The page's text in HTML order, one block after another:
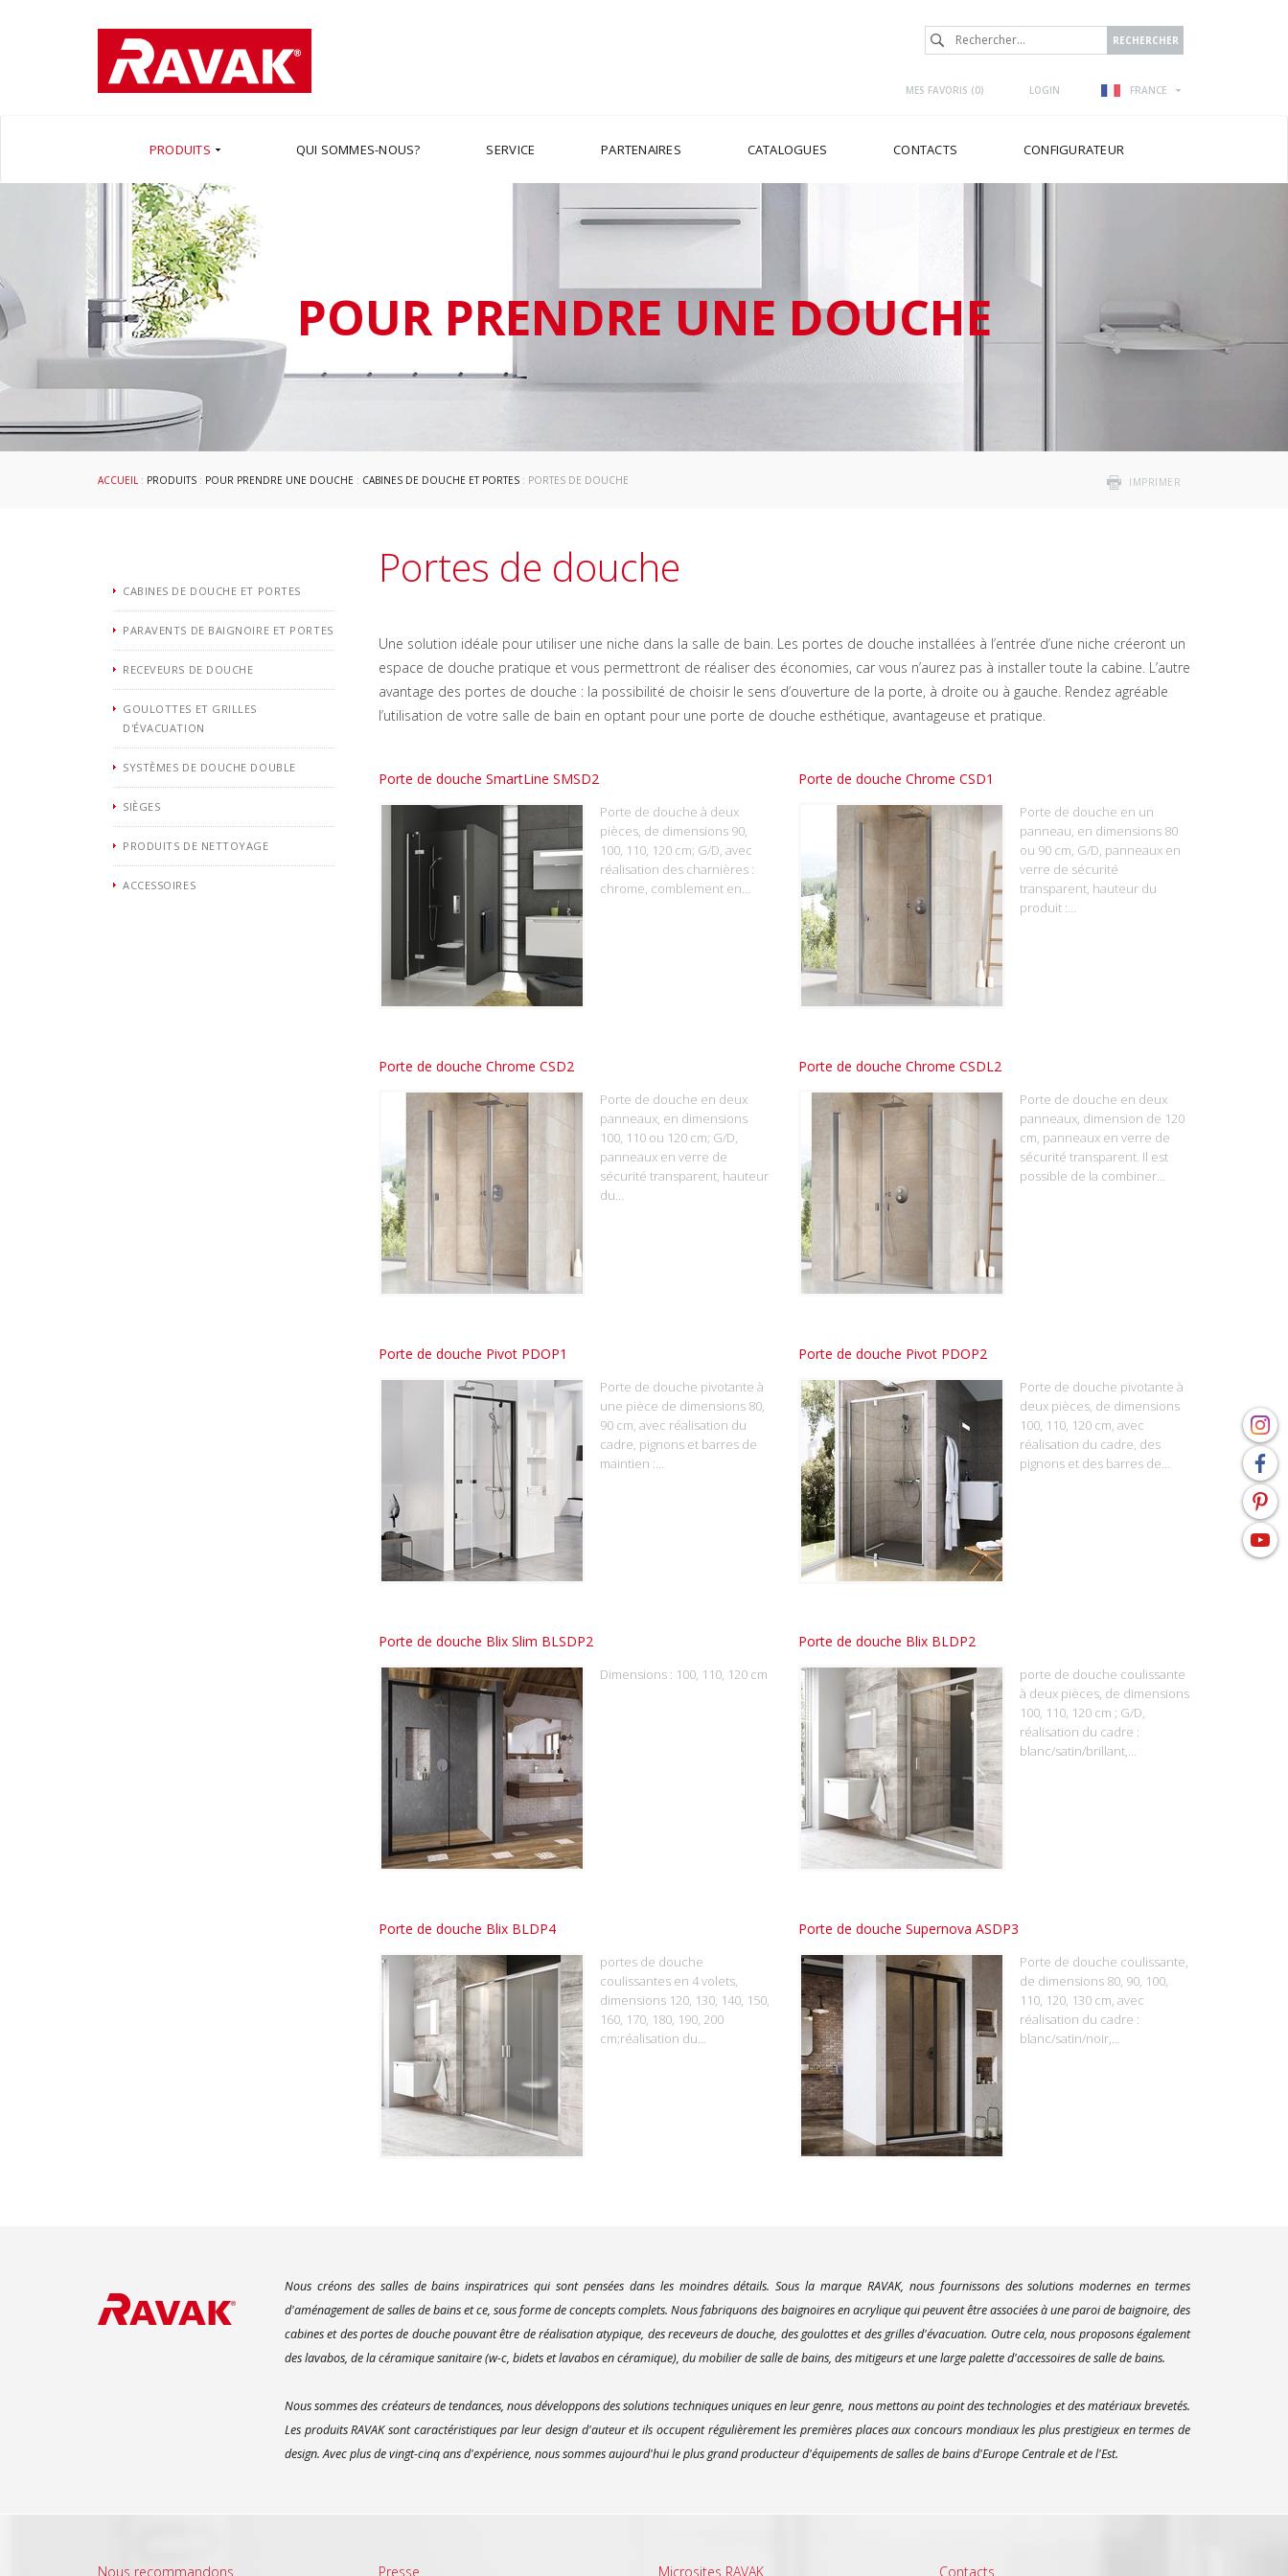
MES FAVORIS (0) LOGIN FRANCE
PRODUITS QUI SOMMES-NOUS? SERVICE PARTENAIRES CATALOGUES CONTACTS CONFIGURATEUR
POUR PRENDRE UNE DOUCHE
IMPRIMER
ACCUEIL : PRODUITS : POUR PRENDRE UNE DOUCHE : CABINES DE DOUCHE ET PORTES : PORTES DE DOUCHE
CABINES DE DOUCHE ET PORTES
PARAVENTS DE BAIGNOIRE ET PORTES
RECEVEURS DE DOUCHE
GOULOTTES ET GRILLES
D'ÉVACUATION
SYSTÈMES DE DOUCHE DOUBLE
SIÈGES
PRODUITS DE NETTOYAGE
ACCESSOIRES
Portes de douche
Une solution idéale pour utiliser une niche dans la salle de bain. Les portes de douche installées à l’entrée d’une niche créeront un
espace de douche pratique et vous permettront de réaliser des économies, car vous n’aurez pas à installer toute la cabine. L’autre
avantage des portes de douche : la possibilité de choisir le sens d’ouverture de la porte, à droite ou à gauche. Rendez agréable
l’utilisation de votre salle de bain en optant pour une porte de douche esthétique, avantageuse et pratique.
Porte de douche SmartLine SMSD2
Porte de douche à deux
pièces, de dimensions 90,
100, 110, 120 cm; G/D, avec
réalisation des charnières :
chrome, comblement en…
Porte de douche Chrome CSD1
Porte de douche en un
panneau, en dimensions 80
ou 90 cm, G/D, panneaux en
verre de sécurité
transparent, hauteur du
produit :…
Porte de douche Chrome CSD2
Porte de douche en deux
panneaux, en dimensions
100, 110 ou 120 cm; G/D,
panneaux en verre de
sécurité transparent, hauteur
du…
Porte de douche Chrome CSDL2
Porte de douche en deux
panneaux, dimension de 120
cm, panneaux en verre de
sécurité transparent. Il est
possible de la combiner…
Porte de douche Pivot PDOP1
Porte de douche pivotante à
une pièce de dimensions 80,
90 cm, avec réalisation du
cadre, pignons et barres de
maintien :…
Porte de douche Pivot PDOP2
Porte de douche pivotante à
deux pièces, de dimensions
100, 110, 120 cm, avec
réalisation du cadre, des
pignons et des barres de…
Porte de douche Blix Slim BLSDP2
Dimensions : 100, 110, 120 cm
Porte de douche Blix BLDP2
porte de douche coulissante
à deux pièces, de dimensions
100, 110, 120 cm ; G/D,
réalisation du cadre :
blanc/satin/brillant,…
Porte de douche Blix BLDP4
portes de douche
coulissantes en 4 volets,
dimensions 120, 130, 140, 150,
160, 170, 180, 190, 200
cm;réalisation du…
Porte de douche Supernova ASDP3
Porte de douche coulissante,
de dimensions 80, 90, 100,
110, 120, 130 cm, avec
réalisation du cadre :
blanc/satin/noir,…
Nous créons des salles de bains inspiratrices qui sont pensées dans les moindres détails. Sous la marque RAVAK, nous fournissons des solutions modernes en termes
d'aménagement de salles de bains et ce, sous forme de concepts complets. Nous fabriquons des baignoires en acrylique qui peuvent être associées à une paroi de baignoire, des
cabines et des portes de douche pouvant être de réalisation atypique, des receveurs de douche, des goulottes et des grilles d'évacuation. Outre cela, nous proposons également
des lavabos, de la céramique sanitaire (w-c, bidets et lavabos en céramique), du mobilier de salle de bains, des mitigeurs et une large palette d'accessoires de salle de bains.
Nous sommes des créateurs de tendances, nous développons des solutions techniques uniques en leur genre, nous mettons au point des technologies et des matériaux brevetés.
Les produits RAVAK sont caractéristiques par leur design d'auteur et ils occupent régulièrement les premières places aux concours mondiaux les plus prestigieux en termes de
design. Avec plus de vingt-cinq ans d'expérience, nous sommes aujourd'hui le plus grand producteur d'équipements de salles de bains d'Europe Centrale et de l'Est.
Nous recommandons Presse Microsites RAVAK Contacts